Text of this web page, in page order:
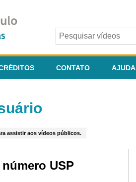
CONTATO AJUDA
assistir aos vídeos públicos.
USP